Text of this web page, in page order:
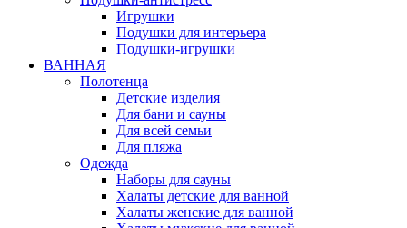
Игрушки
Подушки для интерьера
Подушки-игрушки
ВАННАЯ
Полотенца
Детские изделия
Для бани и сауны
Для всей семьи
Для пляжа
Одежда
Наборы для сауны
Халаты детские для ванной
Халаты женские для ванной